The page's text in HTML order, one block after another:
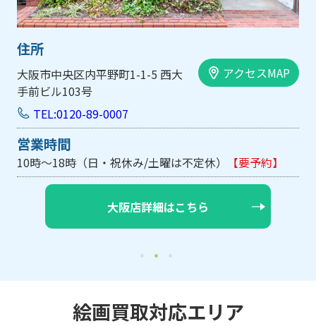
住所
大阪市中央区内平野町1-1-5 西大
手前ビル103号
アクセスMAP
TEL:0120-89-0007
営業時間
10時～18時（日・祝休み/土曜は不定休） 【要予約】
大阪店詳細はこちら
絵画買取対応エリア